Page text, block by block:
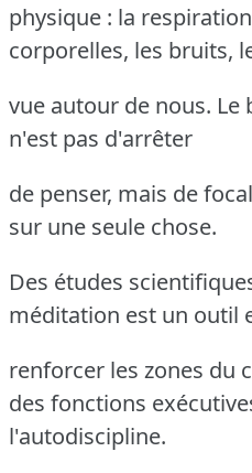
physique : la
corporelles, les bruits,
vue autour de nous.
n'est pas d'arrêter
de penser, mais de
sur une seule chose.
Des études
méditation est un outil
renforcer les zones du
des fonctions
l'autodiscipline.